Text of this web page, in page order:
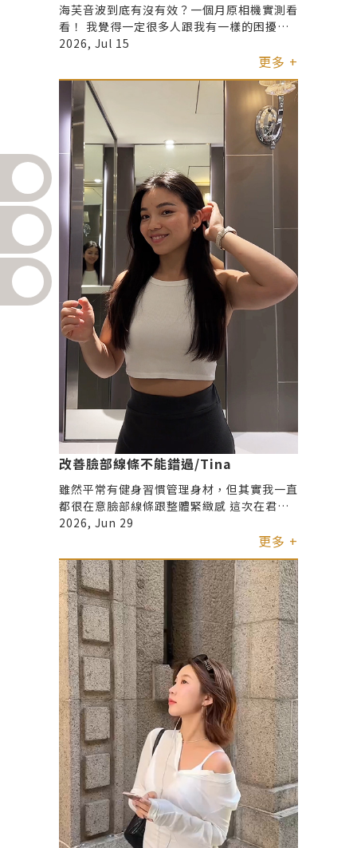
海芙音波到底有沒有效？一個月原相機實測看
看！ 我覺得一定很多人跟我有一樣的困擾
吧！ 就是明明體脂沒有很高，但原相機拍起
拍照就直接消失 每次看到都會懷疑自己是不
是又胖了🥹 後來才知道 有些輪廓不明顯真的
不一定只是胖 也可能跟先天條件、臉型、咀
嚼肌線條有關 這次經過醫師評估後 我做了音
波來改善下半臉輪廓 也搭配肉毒放鬆線條，
順便處理我磨牙的困擾 結果一個月後真的有
嚇到 原相機直出的下顎線居然跑出來了 而且
連朋友都說我看起來瘦很多！ 這次是在高雄
君綺 @jingchi_ig 做的 環境很美、很寬敞，
交通也很方便 整體體驗蠻舒服的 只能說 我現
在懂為什麼有人會離不開音波跟肉毒了🤣
2026, Jul 15
更多 +
改善臉部線條不能錯過/Tina
雖然平常有健身習慣管理身材，但其實我一直
都很在意臉部線條跟整體緊緻感 這次在君綺
體驗海芙音波+Onda Pro的組合，療程後最
有感的是輪廓變得更俐落，肌膚狀態也有種更
緊實、更精緻的感覺，而且過程中比想像中舒
服很多，恢復期也很短，完全不影響日常工作
和拍攝！ 很喜歡諮詢時醫師跟團隊都很細
心，會依照我的狀態去調整適合的療程方式，
不是那種制式化的感覺，整體體驗很安心 推
薦給大家！
2026, Jun 29
更多 +